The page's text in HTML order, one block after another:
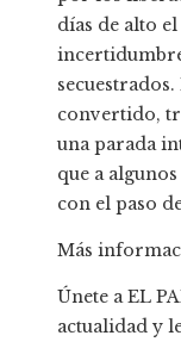
días de alto
convertido,
una parada
que a
con el paso
Más
Únete a EL
actualidad y